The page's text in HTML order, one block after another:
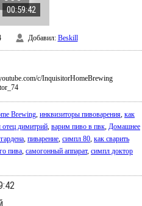
00:59:42
Добавил: Beskill
c/InquisitorHomeBrewing
Brewing, инквизиторы пивоварения, как
димитрий, варим пиво в пвк, Домашнее
, пиварение, симпл 80, как сварить
пива, самогонный аппарат, симпл доктор